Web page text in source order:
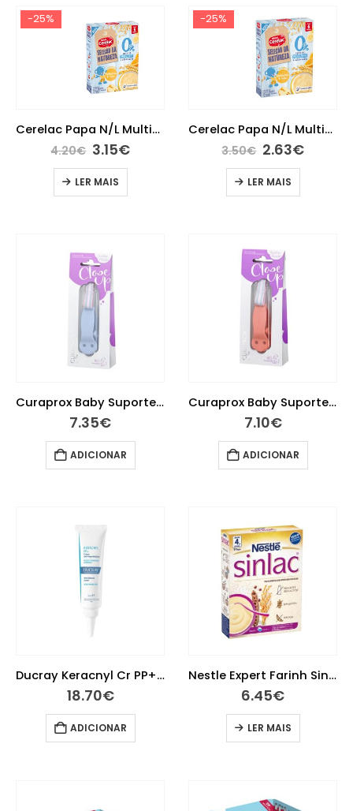
-25%
Cerelac Papa N/L Multicer/Frutas 180G 6M+
4.20€ 3.15€
LER MAIS
-25%
Cerelac Papa N/L Multicereais 180G 6M+
3.50€ 2.63€
LER MAIS
Curaprox Baby Suporte P/ Chup Azul
7.35€
ADICIONAR
Curaprox Baby Suporte P/ Chup Coral
7.10€
ADICIONAR
Ducray Keracnyl Cr PP+ 30Ml
18.70€
ADICIONAR
Nestle Expert Farinh Sinlac S/Glut 250g
6.45€
LER MAIS